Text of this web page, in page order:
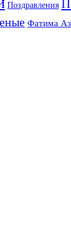
Поздравления
Фатима